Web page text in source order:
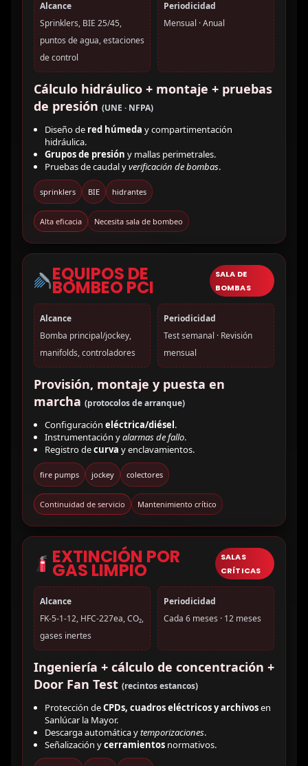
Alcance
Sprinklers, BIE 25/45,
puntos de agua, estaciones
de control
Periodicidad
Mensual · Anual
Cálculo hidráulico + montaje + pruebas
de presión (UNE · NFPA)
Diseño de red húmeda y compartimentación
hidráulica.
Grupos de presión y mallas perimetrales.
Pruebas de caudal yverificación de bombas.
sprinklers BIE hidrantes
Alta eficacia Necesita sala de bombeo
EQUIPOS DE
BOMBEO PCI
SALA DE
BOMBAS
Alcance
Bomba principal/jockey,
manifolds, controladores
Periodicidad
Test semanal · Revisión
mensual
Provisión, montaje y puesta en
marcha (protocolos de arranque)
Configuración eléctrica/diésel.
Instrumentación yalarmas de fallo.
Registro decurva y enclavamientos.
fire pumps jockey colectores
Continuidad de servicio Mantenimiento crítico
EXTINCIÓN POR
GAS LIMPIO
SALAS
CRÍTICAS
Alcance
FK-5-1-12, HFC-227ea, CO₂,
gases inertes
Periodicidad
Cada 6 meses · 12 meses
Ingeniería + cálculo de concentración +
Door Fan Test (recintos estancos)
Protección deCPDs, cuadros eléctricos y archivosen
Sanlúcar la Mayor.
Descarga automática ytemporizaciones.
Señalización ycerramientosnormativos.